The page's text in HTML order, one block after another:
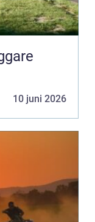
10 juni 2026